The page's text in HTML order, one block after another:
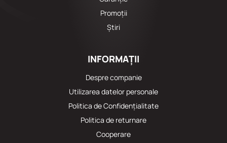
Promoții
Știri
INFORMAȚII
Despre companie
Utilizarea datelor personale
Politica de Confidențialitate
Politica de returnare
Cooperare